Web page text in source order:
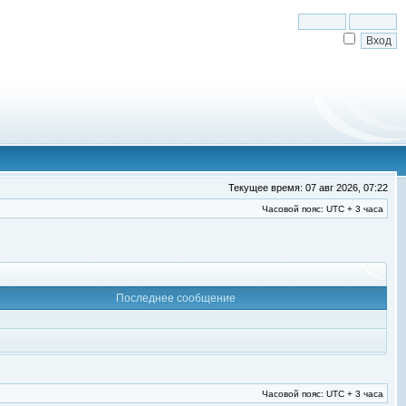
Текущее время: 07 авг 2026, 07:22
Часовой пояс: UTC + 3 часа
Последнее сообщение
Часовой пояс: UTC + 3 часа